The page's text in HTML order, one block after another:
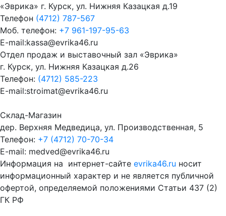
«Эврика» г. Курск, ул. Нижняя Казацкая д.19
Телефон (4712) 787-567
Моб. телефон: +7 961-197-95-63
E-mail:kassa@evrika46.ru
Отдел продаж и выставочный зал «Эврика»
г. Курск, ул. Нижняя Казацкая д.26
Телефон: (4712) 585-223
E-mail:stroimat@evrika46.ru
Склад-Магазин
дер. Верхняя Медведица, ул. Производственная, 5
Телефон: +7 (4712) 70-70-34
E-mail: medved@evrika46.ru
Информация на интернет-сайте evrika46.ru носит
информационный характер и не является публичной
офертой, определяемой положениями Статьи 437 (2)
ГК РФ